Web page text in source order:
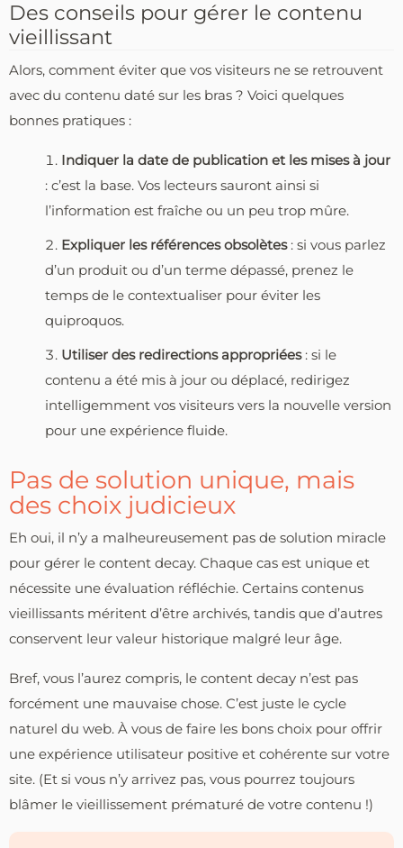
Des conseils pour gérer le contenu
vieillissant
Alors, comment éviter que vos visiteurs ne se retrouvent
avec du contenu daté sur les bras ? Voici quelques
bonnes pratiques :
Indiquer la date de publication et les mises à jour
: c’est la base. Vos lecteurs sauront ainsi si
l’information est fraîche ou un peu trop mûre.
Expliquer les références obsolètes : si vous parlez
d’un produit ou d’un terme dépassé, prenez le
temps de le contextualiser pour éviter les
quiproquos.
Utiliser des redirections appropriées : si le
contenu a été mis à jour ou déplacé, redirigez
intelligemment vos visiteurs vers la nouvelle version
pour une expérience fluide.
Pas de solution unique, mais
des choix judicieux
Eh oui, il n’y a malheureusement pas de solution miracle
pour gérer le content decay. Chaque cas est unique et
nécessite une évaluation réfléchie. Certains contenus
vieillissants méritent d’être archivés, tandis que d’autres
conservent leur valeur historique malgré leur âge.
Bref, vous l’aurez compris, le content decay n’est pas
forcément une mauvaise chose. C’est juste le cycle
naturel du web. À vous de faire les bons choix pour offrir
une expérience utilisateur positive et cohérente sur votre
site. (Et si vous n’y arrivez pas, vous pourrez toujours
blâmer le vieillissement prématuré de votre contenu !)